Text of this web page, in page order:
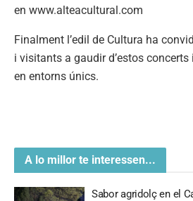
en www.alteacultural.com
Finalment l’edil de Cultura ha
i visitants a gaudir d’estos
en entorns únics.
A lo millor te interessen...
Sabor agridolç en el